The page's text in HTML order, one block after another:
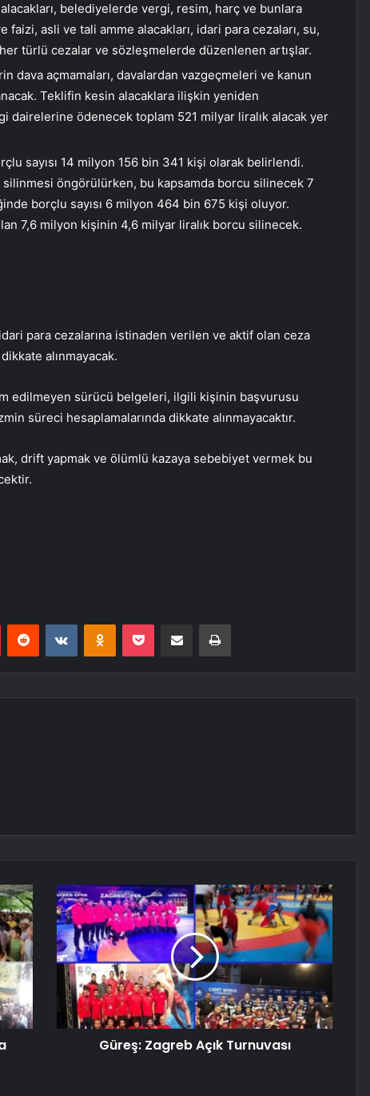
belediyelerde vergi, resim, harç ve bunlara
faizi, asli ve tali amme alacakları, idari para cezaları, su,
her türlü cezalar ve sözleşmelerde düzenlenen artışlar.
dava açmamaları, davalardan vazgeçmeleri ve kanun
Teklifin kesin alacaklara ilişkin yeniden
dairelerine ödenecek toplam 521 milyar liralık alacak yer
sayısı 14 milyon 156 bin 341 kişi olarak belirlendi.
silinmesi öngörülürken, bu kapsamda borcu silinecek 7
borçlu sayısı 6 milyon 464 bin 675 kişi oluyor.
7,6 milyon kişinin 4,6 milyar liralık borcu silinecek.
para cezalarına istinaden verilen ve aktif olan ceza
alınmayacak.
edilmeyen sürücü belgeleri, ilgili kişinin başvurusu
süreci hesaplamalarında dikkate alınmayacaktır.
drift yapmak ve ölümlü kazaya sebebiyet vermek bu
PinterestReddit VKontakteOdnoklassniki
Pocket E-Posta ile paylaş Yazdır
Güreş: Zagreb Açık Turnuvası